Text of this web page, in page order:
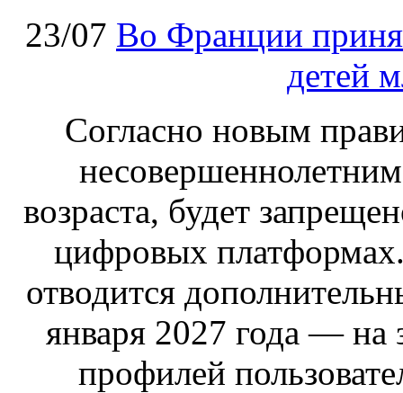
23/07 Во Франции
детей
Согласно новым
возраста, будет
цифровых
отводится
января 2027 года —
профилей